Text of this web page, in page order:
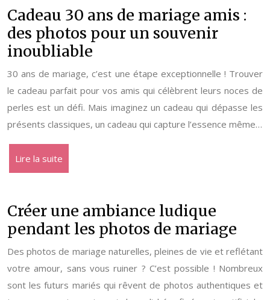
Cadeau 30 ans de mariage amis :
des photos pour un souvenir
inoubliable
30 ans de mariage, c’est une étape exceptionnelle ! Trouver
le cadeau parfait pour vos amis qui célèbrent leurs noces de
perles est un défi. Mais imaginez un cadeau qui dépasse les
présents classiques, un cadeau qui capture l’essence même…
Lire la suite
Créer une ambiance ludique
pendant les photos de mariage
Des photos de mariage naturelles, pleines de vie et reflétant
votre amour, sans vous ruiner ? C’est possible ! Nombreux
sont les futurs mariés qui rêvent de photos authentiques et